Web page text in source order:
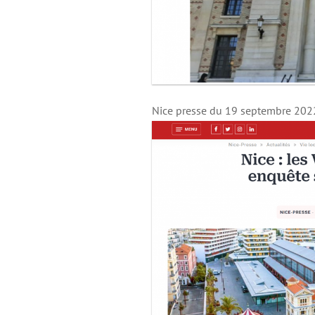
Nice presse du 19 septembre